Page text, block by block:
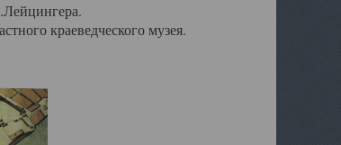
краеведческого музея.